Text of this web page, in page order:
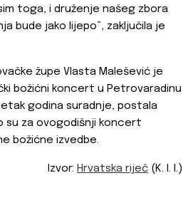
toga, i druženje našeg zbora
bude jako lijepo”, zaključila je
župe Vlasta Malešević je
božićni koncert u Petrovaradinu
godina suradnje, postala
su za ovogodišnji koncert
božićne izvedbe.
Izvor: Hrvatska riječ (K. I. I.)